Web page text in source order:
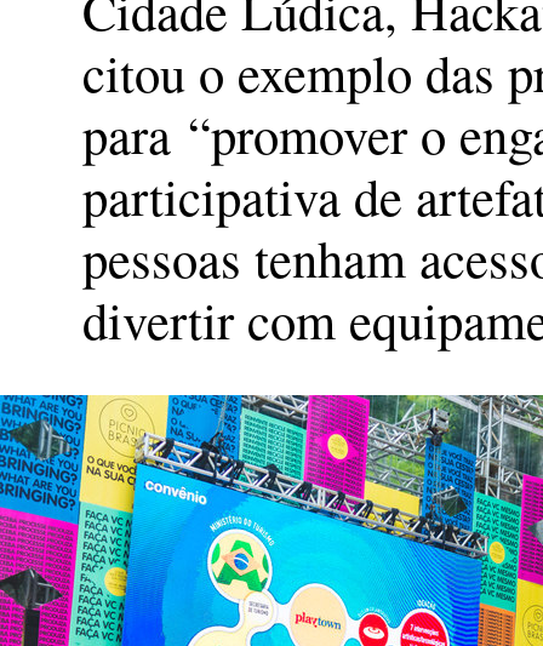
citou o exemplo das
para “promover o
participativa de
pessoas tenham
divertir com